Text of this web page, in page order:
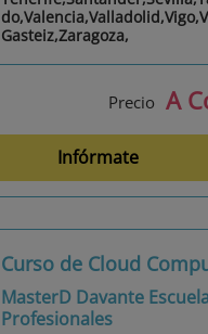
Gasteiz,Zaragoza,
Precio A
Infórmate
Curso de Cloud
MasterD Davante
Profesionales